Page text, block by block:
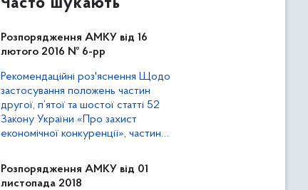
Часто шукають
Розпорядження АМКУ від 16
лютого 2016 № 6-рр
Рекомендаційні роз'яснення Щодо
застосування положень частин
другої, п’ятої та шостої статті 52
Закону України «Про захист
економічної конкуренції», частин
України «Про захист від
недобросовісної конкуренції»
Розпорядження АМКУ від 01
листопада 2018